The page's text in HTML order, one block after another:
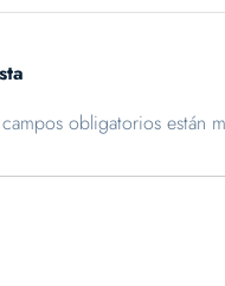
obligatorios están